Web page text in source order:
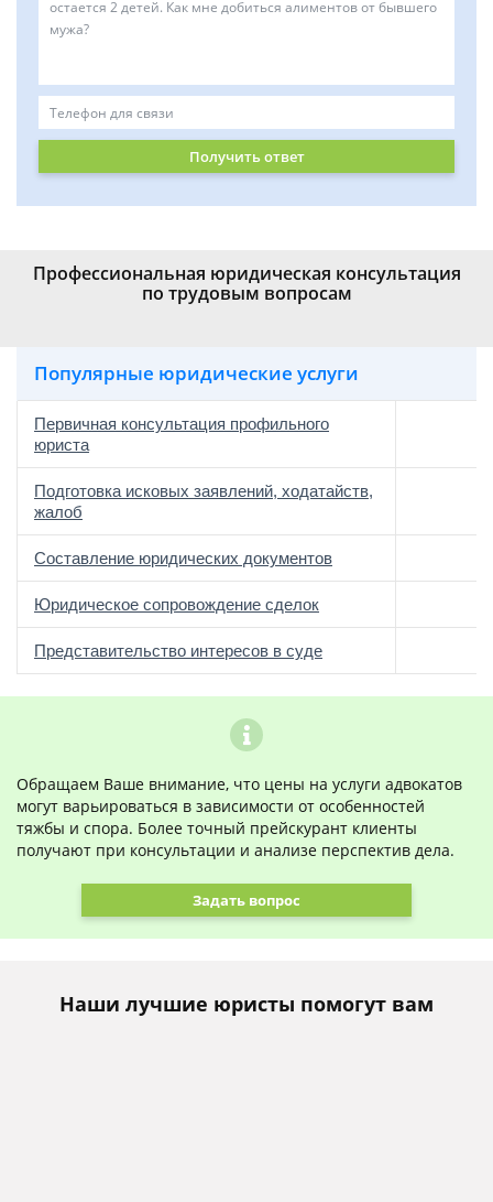
Получить ответ
Профессиональная юридическая консультация
по трудовым вопросам
Популярные юридические услуги
Первичная консультация профильного
юриста
Подготовка исковых заявлений, ходатайств,
жалоб
Составление юридических документов
Юридическое сопровождение сделок
Представительство интересов в суде
Обращаем Ваше внимание, что цены на услуги адвокатов
могут варьироваться в зависимости от особенностей
тяжбы и спора. Более точный прейскурант клиенты
получают при консультации и анализе перспектив дела.
Задать вопрос
Наши лучшие юристы помогут вам